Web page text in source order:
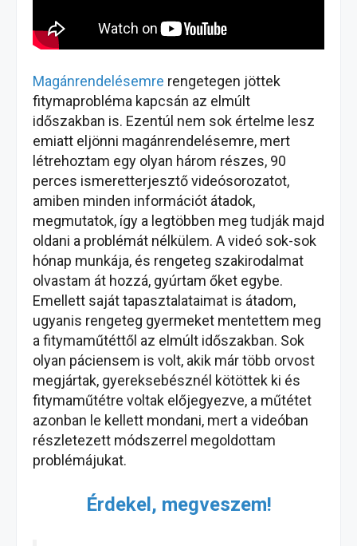
Magánrendelésemre rengetegen jöttek
fitymaprobléma kapcsán az elmúlt
időszakban is. Ezentúl nem sok értelme lesz
emiatt eljönni magánrendelésemre, mert
létrehoztam egy olyan három részes, 90
perces ismeretterjesztő videósorozatot,
amiben minden információt átadok,
megmutatok, így a legtöbben meg tudják majd
oldani a problémát nélkülem. A videó sok-sok
hónap munkája, és rengeteg szakirodalmat
olvastam át hozzá, gyúrtam őket egybe.
Emellett saját tapasztalataimat is átadom,
ugyanis rengeteg gyermeket mentettem meg
a fitymaműtéttől az elmúlt időszakban. Sok
olyan páciensem is volt, akik már több orvost
megjártak, gyereksebésznél kötöttek ki és
fitymaműtétre voltak előjegyezve, a műtétet
azonban le kellett mondani, mert a videóban
részletezett módszerrel megoldottam
problémájukat.
Érdekel, megveszem!